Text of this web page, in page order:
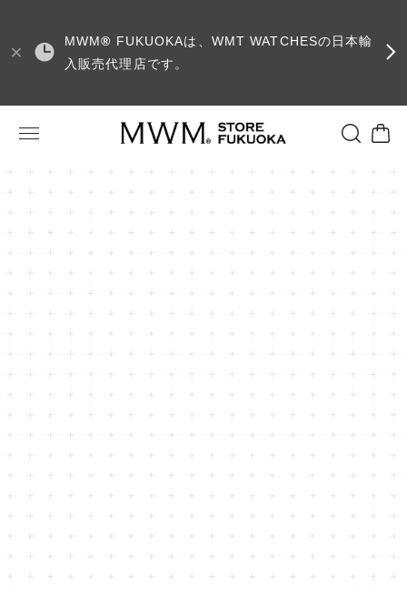
MWM® FUKUOKAは、WMT WATCHESの日本輸
入販売代理店です。